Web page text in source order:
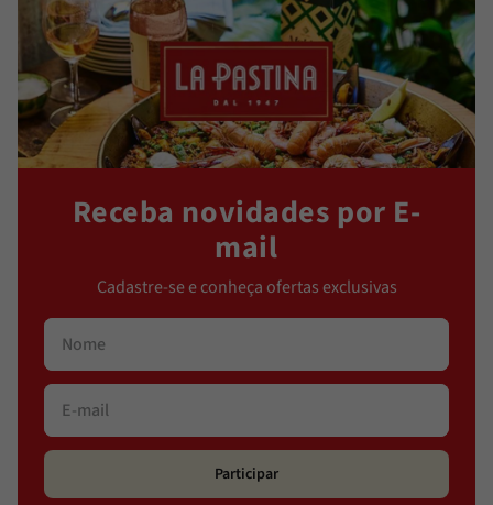
Receba novidades por E-
mail
Cadastre-se e conheça ofertas exclusivas
Participar